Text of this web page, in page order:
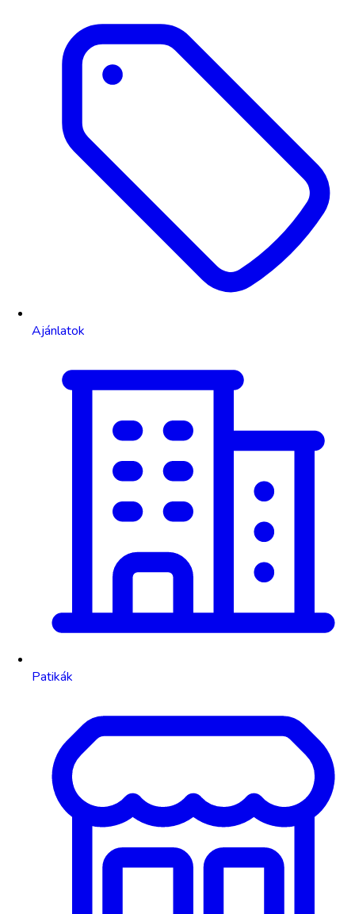
Ajánlatok
Patikák